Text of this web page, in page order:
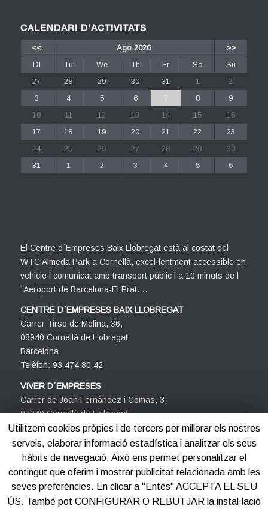
CALENDARI D’ACTIVITATS
<< Ago 2026
>>
Dl
Tu We Th Fr Sa
Su
27
28 29 30 31 1
2
3
4 5 6 7 8
9
10
11 12 13 14 15
16
17
18 19 20 21 22
23
24
25 26 27 28 29
30
31
1 2 3 4 5 6
El Centre d´Empreses Baix Llobregat està al costat del
WTC Almeda Park a Cornellà, excel·lentment accessible en
vehicle i comunicat amb transport públic i a 10 minuts de l
´Aeroport de Barcelona-El Prat….
CENTRE D´EMPRESES BAIX LLOBREGAT
Carrer Tirso de Molina, 36,
08940 Cornellà de Llobregat
Barcelona
Telèfon: 93 474 80 42
VIVER D´EMPRESES
Carrer de Joan Fernàndez i Comas, 3,
08940 Cornellà de Llobregat
Barcelona
Telèfon: 93 474 80 42
Utilitzem cookies pròpies i de tercers per millorar els nostres
serveis, elaborar informació estadística i analitzar els seus
hàbits de navegació. Això ens permet personalitzar el
contingut que oferim i mostrar publicitat relacionada amb les
seves preferències. En clicar a "Entès" ACCEPTA EL SEU
ÚS. També pot CONFIGURAR O REBUTJAR la instal·lació